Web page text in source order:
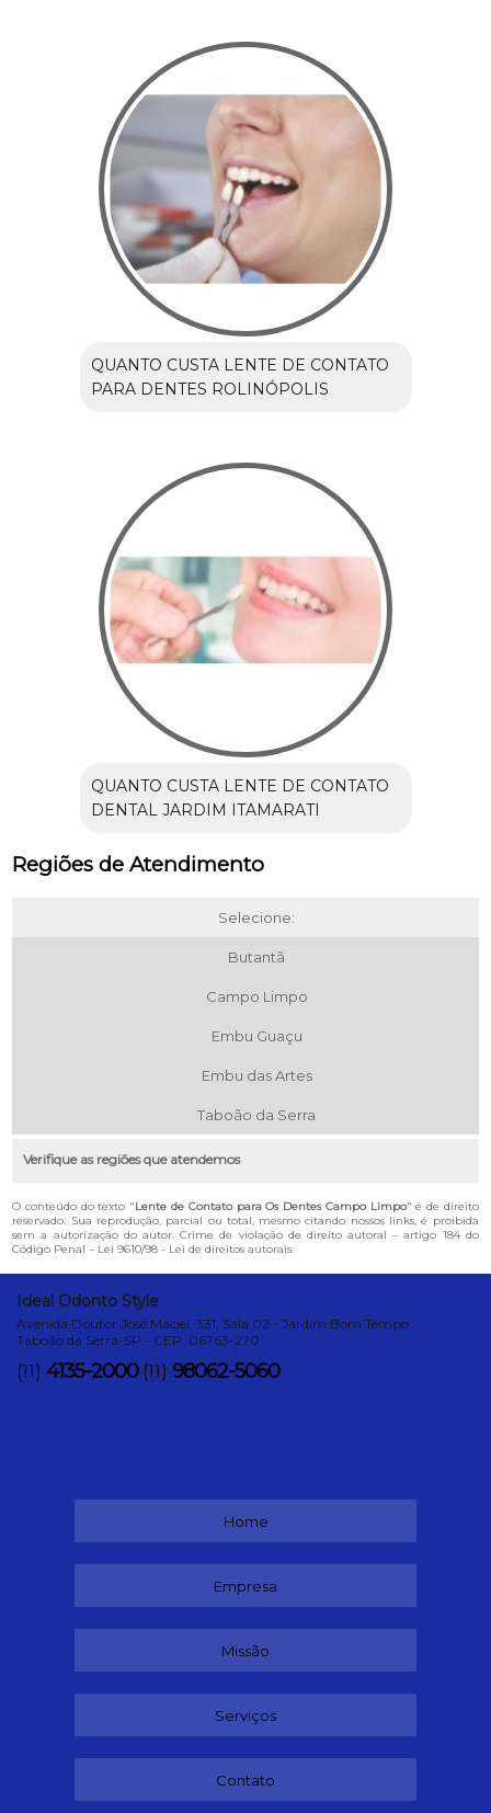
QUANTO CUSTA LENTE DE CONTATO
PARA DENTES ROLINÓPOLIS
QUANTO CUSTA LENTE DE CONTATO
DENTAL JARDIM ITAMARATI
Regiões de Atendimento
Selecione:
Butantã
Campo Limpo
Embu Guaçu
Embu das Artes
Taboão da Serra
Verifique as regiões que atendemos
O conteúdo do texto "Lente de Contato para Os Dentes Campo Limpo" é de direito
reservado. Sua reprodução, parcial ou total, mesmo citando nossos links, é proibida
sem a autorização do autor. Crime de violação de direito autoral – artigo 184 do
Código Penal – Lei 9610/98 - Lei de direitos autorais.
Ideal Odonto Style
Avenida Doutor José Maciel, 331, Sala 02 - Jardim Bom Tempo
Taboão da Serra-SP - CEP: 06763-270
(11) 4135-2000 (11) 98062-5060
Home
Empresa
Missão
Serviços
Contato